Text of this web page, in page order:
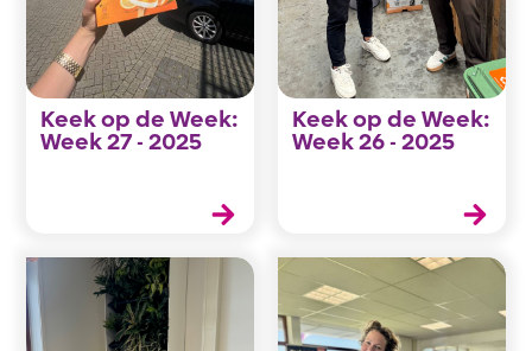
Keek op de Week:
Week 27 - 2025
Keek op de Week:
Week 26 - 2025